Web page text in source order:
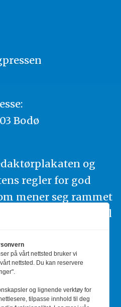
Bodø
og
regler for god
mener seg rammet
oppfordres til
Du kan
til Pressens Faglige
.
på vårt nettsted bruker vi
nettsted. Du kan reservere
og lignende verktøy for
tilpasse innhold til deg